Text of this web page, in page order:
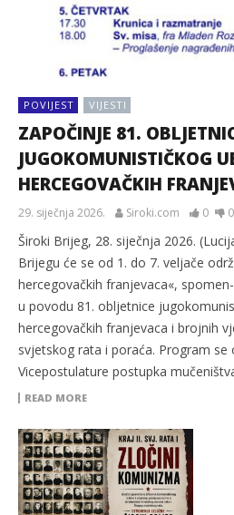
POVIJEST VIJESTI
ZAPOČINJE 81.
JUGOKOMUNISTIČKOG
HERCEGOVAČKIH
29. siječnja 2026. Siroki.com 0 0
Široki Brijeg, 28. siječnja 2026.
Brijegu će se od 1. do 7. veljače
hercegovačkih franjevaca«,
u povodu 81. obljetnice
hercegovačkih franjevaca i brojnih
svjetskog rata i poraća. Program se
Vicepostulature postupka
READ MORE